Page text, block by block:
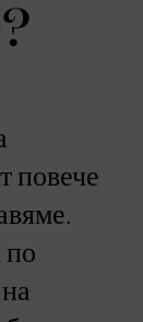
повече
по